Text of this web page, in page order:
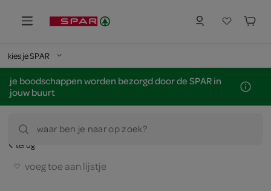
kies je SPAR
je boodschappen worden bezorgd door de SPAR in
jouw buurt
waar ben je naar op zoek?
terug
voeg toe aan lijstje